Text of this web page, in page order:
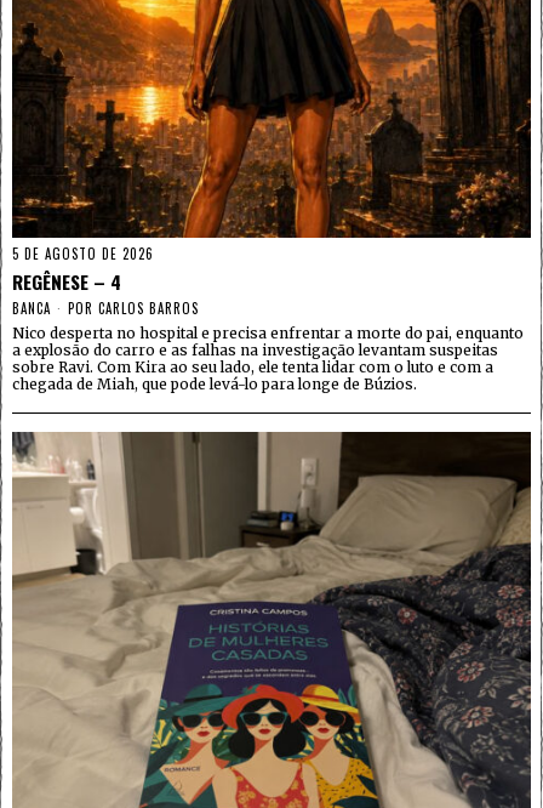
5 DE AGOSTO DE 2026
REGÊNESE – 4
BANCA POR CARLOS BARROS
Nico desperta no hospital e precisa enfrentar a morte do pai, enquanto
a explosão do carro e as falhas na investigação levantam suspeitas
sobre Ravi. Com Kira ao seu lado, ele tenta lidar com o luto e com a
chegada de Miah, que pode levá-lo para longe de Búzios.